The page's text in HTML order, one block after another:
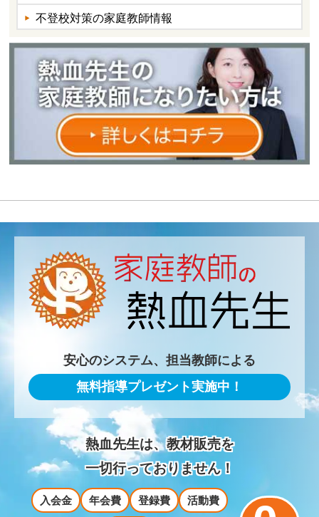
不登校対策の家庭教師情報
安心のシステム、担当教師による
無料指導プレゼント実施中！
熱血先生は、教材販売を
一切行っておりません！
入会金 年会費 登録費 活動費